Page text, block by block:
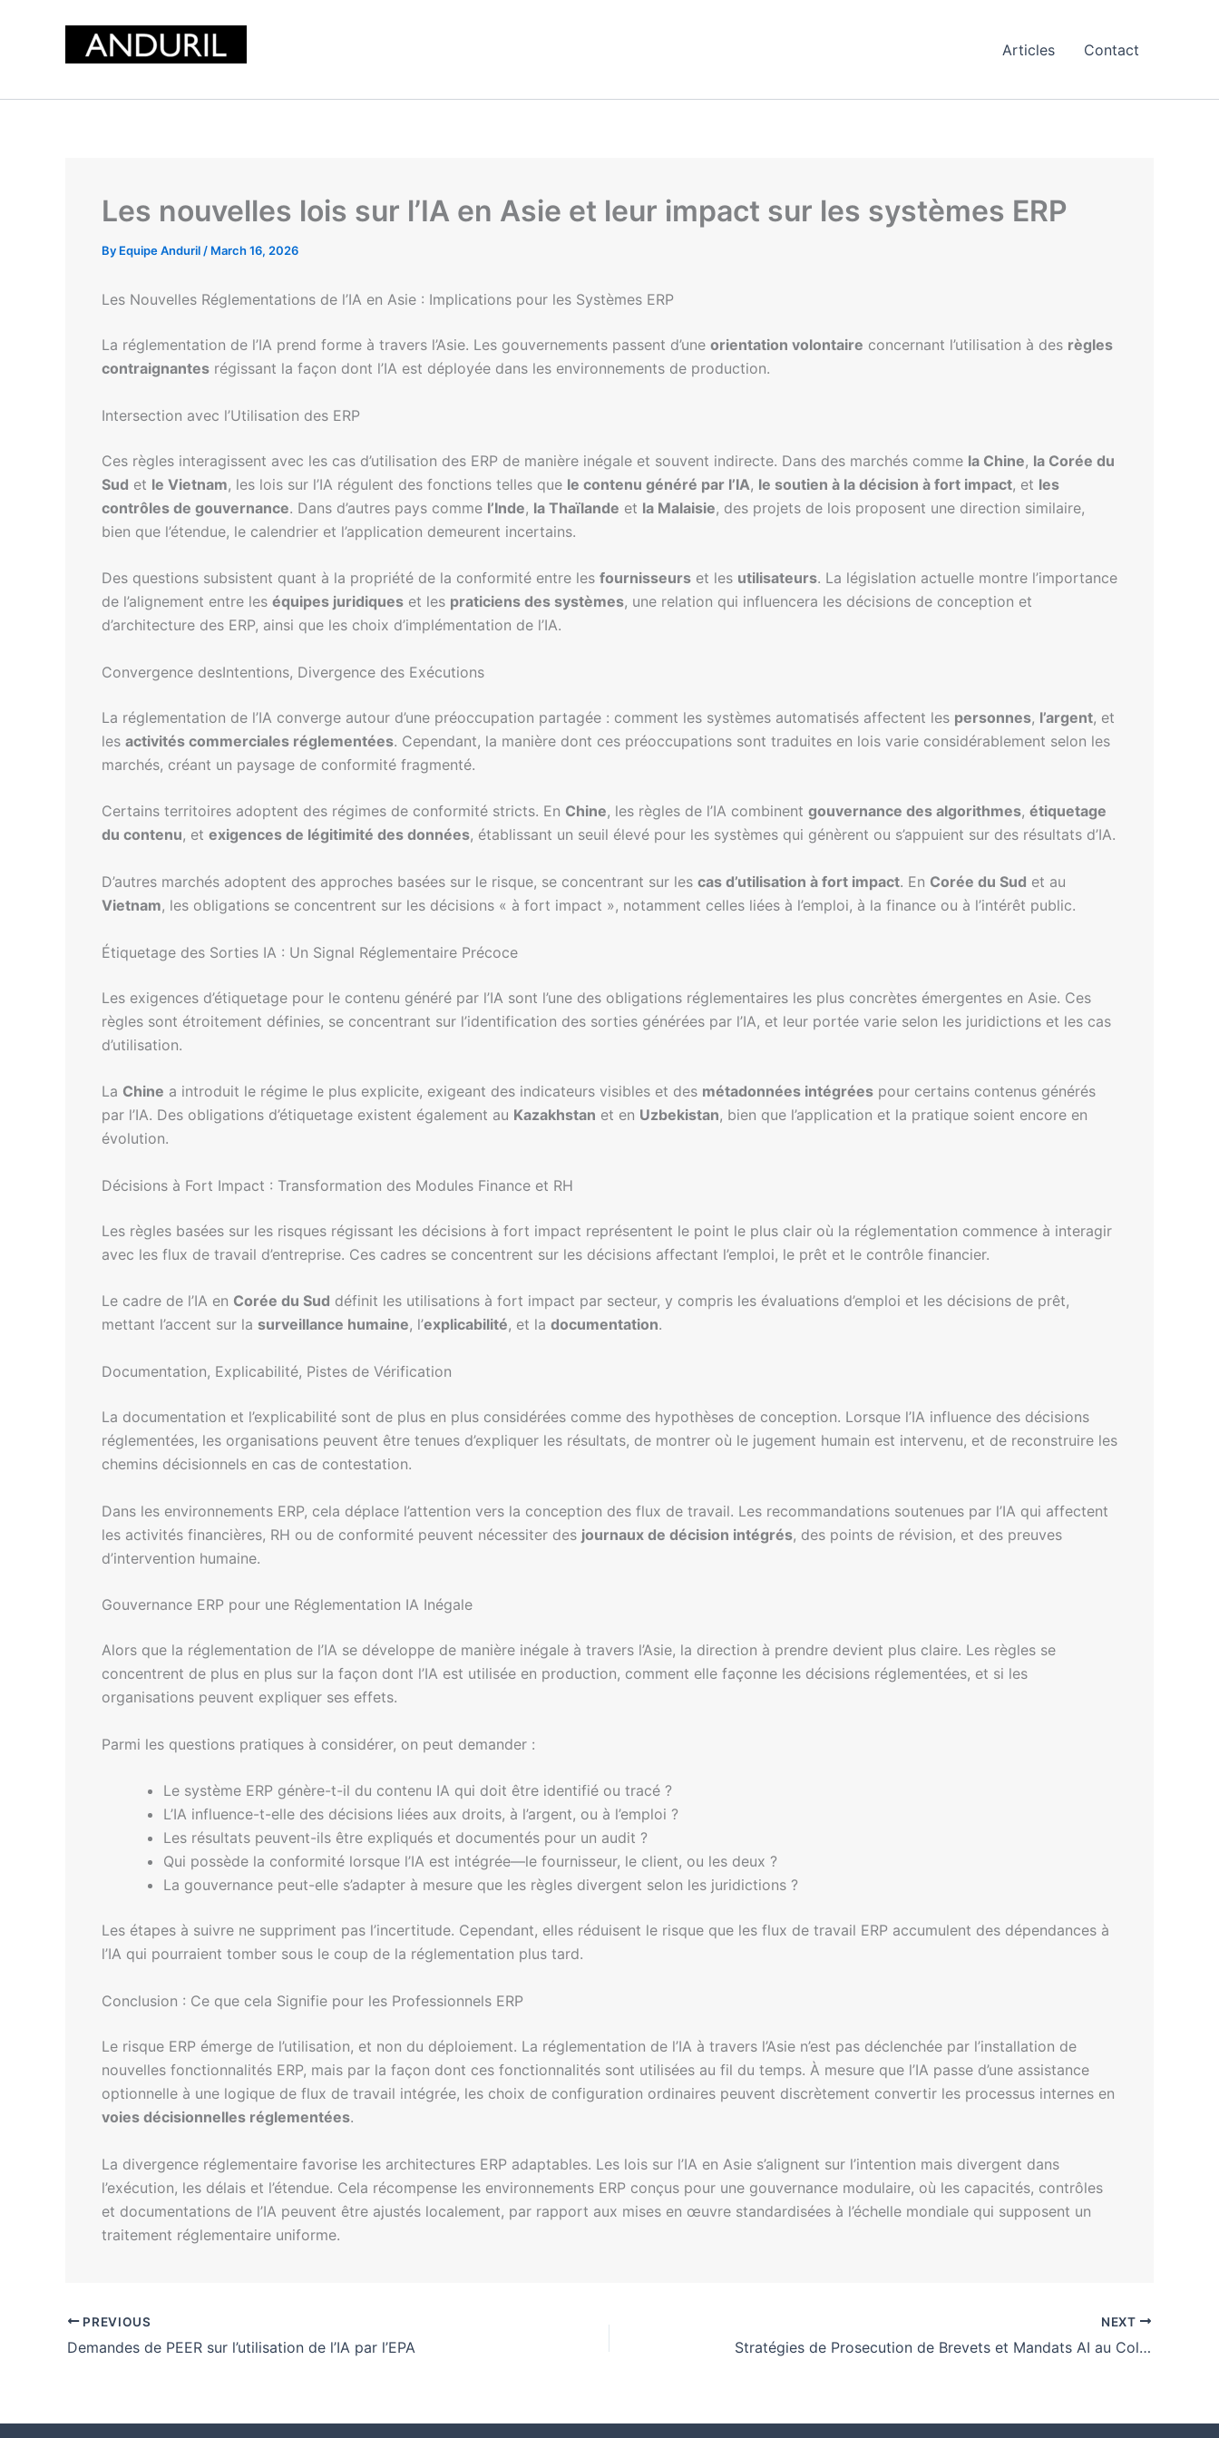
Articles Contact
Les nouvelles lois sur l’IA en Asie et leur impact sur les systèmes ERP
By Equipe Anduril / March 16, 2026
Les Nouvelles Réglementations de l’IA en Asie : Implications pour les Systèmes ERP
La réglementation de l’IA prend forme à travers l’Asie. Les gouvernements passent d’une orientation volontaire concernant l’utilisation à des règles
contraignantes régissant la façon dont l’IA est déployée dans les environnements de production.
Intersection avec l’Utilisation des ERP
Ces règles interagissent avec les cas d’utilisation des ERP de manière inégale et souvent indirecte. Dans des marchés comme la Chine, la Corée du
Sud et le Vietnam, les lois sur l’IA régulent des fonctions telles que le contenu généré par l’IA, le soutien à la décision à fort impact, et les
contrôles de gouvernance. Dans d’autres pays comme l’Inde, la Thaïlande et la Malaisie, des projets de lois proposent une direction similaire,
bien que l’étendue, le calendrier et l’application demeurent incertains.
Des questions subsistent quant à la propriété de la conformité entre les fournisseurs et les utilisateurs. La législation actuelle montre l’importance
de l’alignement entre les équipes juridiques et les praticiens des systèmes, une relation qui influencera les décisions de conception et
d’architecture des ERP, ainsi que les choix d’implémentation de l’IA.
Convergence desIntentions, Divergence des Exécutions
La réglementation de l’IA converge autour d’une préoccupation partagée : comment les systèmes automatisés affectent les personnes, l’argent, et
les activités commerciales réglementées. Cependant, la manière dont ces préoccupations sont traduites en lois varie considérablement selon les
marchés, créant un paysage de conformité fragmenté.
Certains territoires adoptent des régimes de conformité stricts. En Chine, les règles de l’IA combinent gouvernance des algorithmes, étiquetage
du contenu, et exigences de légitimité des données, établissant un seuil élevé pour les systèmes qui génèrent ou s’appuient sur des résultats d’IA.
D’autres marchés adoptent des approches basées sur le risque, se concentrant sur les cas d’utilisation à fort impact. En Corée du Sud et au
Vietnam, les obligations se concentrent sur les décisions « à fort impact », notamment celles liées à l’emploi, à la finance ou à l’intérêt public.
Étiquetage des Sorties IA : Un Signal Réglementaire Précoce
Les exigences d’étiquetage pour le contenu généré par l’IA sont l’une des obligations réglementaires les plus concrètes émergentes en Asie. Ces
règles sont étroitement définies, se concentrant sur l’identification des sorties générées par l’IA, et leur portée varie selon les juridictions et les cas
d’utilisation.
La Chine a introduit le régime le plus explicite, exigeant des indicateurs visibles et des métadonnées intégrées pour certains contenus générés
par l’IA. Des obligations d’étiquetage existent également au Kazakhstan et en Uzbekistan, bien que l’application et la pratique soient encore en
évolution.
Décisions à Fort Impact : Transformation des Modules Finance et RH
Les règles basées sur les risques régissant les décisions à fort impact représentent le point le plus clair où la réglementation commence à interagir
avec les flux de travail d’entreprise. Ces cadres se concentrent sur les décisions affectant l’emploi, le prêt et le contrôle financier.
Le cadre de l’IA en Corée du Sud définit les utilisations à fort impact par secteur, y compris les évaluations d’emploi et les décisions de prêt,
mettant l’accent sur la surveillance humaine, l’explicabilité, et la documentation.
Documentation, Explicabilité, Pistes de Vérification
La documentation et l’explicabilité sont de plus en plus considérées comme des hypothèses de conception. Lorsque l’IA influence des décisions
réglementées, les organisations peuvent être tenues d’expliquer les résultats, de montrer où le jugement humain est intervenu, et de reconstruire les
chemins décisionnels en cas de contestation.
Dans les environnements ERP, cela déplace l’attention vers la conception des flux de travail. Les recommandations soutenues par l’IA qui affectent
les activités financières, RH ou de conformité peuvent nécessiter des journaux de décision intégrés, des points de révision, et des preuves
d’intervention humaine.
Gouvernance ERP pour une Réglementation IA Inégale
Alors que la réglementation de l’IA se développe de manière inégale à travers l’Asie, la direction à prendre devient plus claire. Les règles se
concentrent de plus en plus sur la façon dont l’IA est utilisée en production, comment elle façonne les décisions réglementées, et si les
organisations peuvent expliquer ses effets.
Parmi les questions pratiques à considérer, on peut demander :
Le système ERP génère-t-il du contenu IA qui doit être identifié ou tracé ?
L’IA influence-t-elle des décisions liées aux droits, à l’argent, ou à l’emploi ?
Les résultats peuvent-ils être expliqués et documentés pour un audit ?
Qui possède la conformité lorsque l’IA est intégrée—le fournisseur, le client, ou les deux ?
La gouvernance peut-elle s’adapter à mesure que les règles divergent selon les juridictions ?
Les étapes à suivre ne suppriment pas l’incertitude. Cependant, elles réduisent le risque que les flux de travail ERP accumulent des dépendances à
l’IA qui pourraient tomber sous le coup de la réglementation plus tard.
Conclusion : Ce que cela Signifie pour les Professionnels ERP
Le risque ERP émerge de l’utilisation, et non du déploiement. La réglementation de l’IA à travers l’Asie n’est pas déclenchée par l’installation de
nouvelles fonctionnalités ERP, mais par la façon dont ces fonctionnalités sont utilisées au fil du temps. À mesure que l’IA passe d’une assistance
optionnelle à une logique de flux de travail intégrée, les choix de configuration ordinaires peuvent discrètement convertir les processus internes en
voies décisionnelles réglementées.
La divergence réglementaire favorise les architectures ERP adaptables. Les lois sur l’IA en Asie s’alignent sur l’intention mais divergent dans
l’exécution, les délais et l’étendue. Cela récompense les environnements ERP conçus pour une gouvernance modulaire, où les capacités, contrôles
et documentations de l’IA peuvent être ajustés localement, par rapport aux mises en œuvre standardisées à l’échelle mondiale qui supposent un
traitement réglementaire uniforme.
PREVIOUS
Demandes de PEER sur l’utilisation de l’IA par l’EPA
NEXT
Stratégies de Prosecution de Brevets et Mandats AI au Colorado